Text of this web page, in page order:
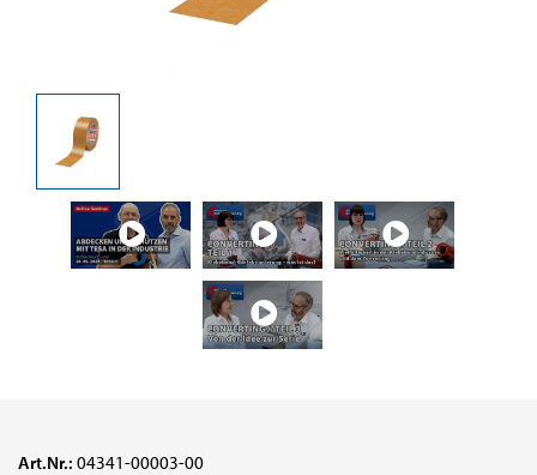
Art.Nr.: 04341-00003-00